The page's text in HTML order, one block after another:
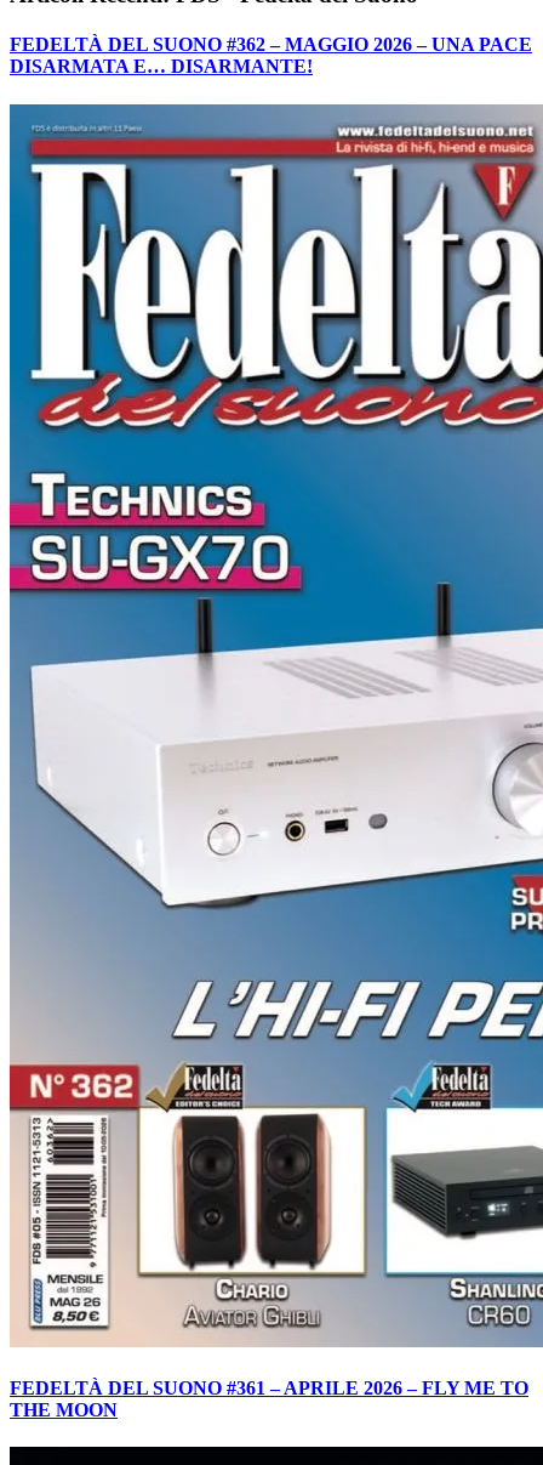
FEDELTÀ DEL SUONO #362 – MAGGIO 2026 – UNA PACE
DISARMATA E… DISARMANTE!
FEDELTÀ DEL SUONO #361 – APRILE 2026 – FLY ME TO
THE MOON